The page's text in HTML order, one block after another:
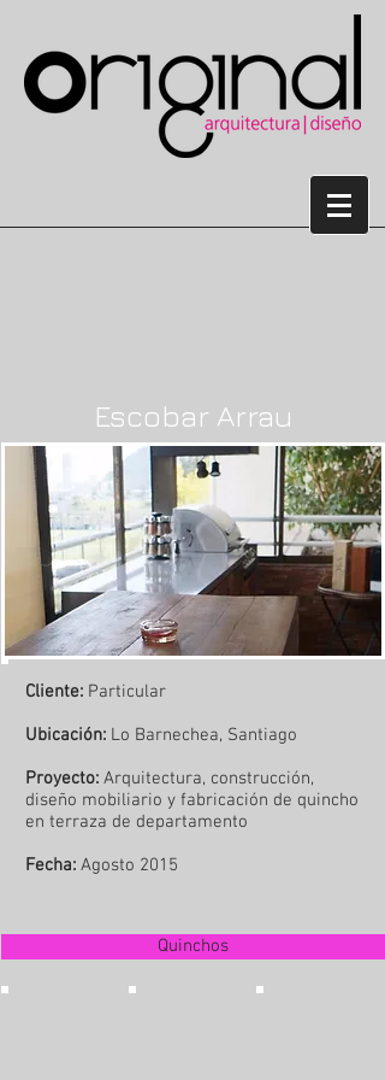
Escobar Arrau
Cliente: Particular
Ubicación: Lo Barnechea, Santiago
Proyecto: Arquitectura, construcción,
diseño mobiliario y fabricación de quincho
en terraza de departamento
Fecha: Agosto 2015
Quinchos